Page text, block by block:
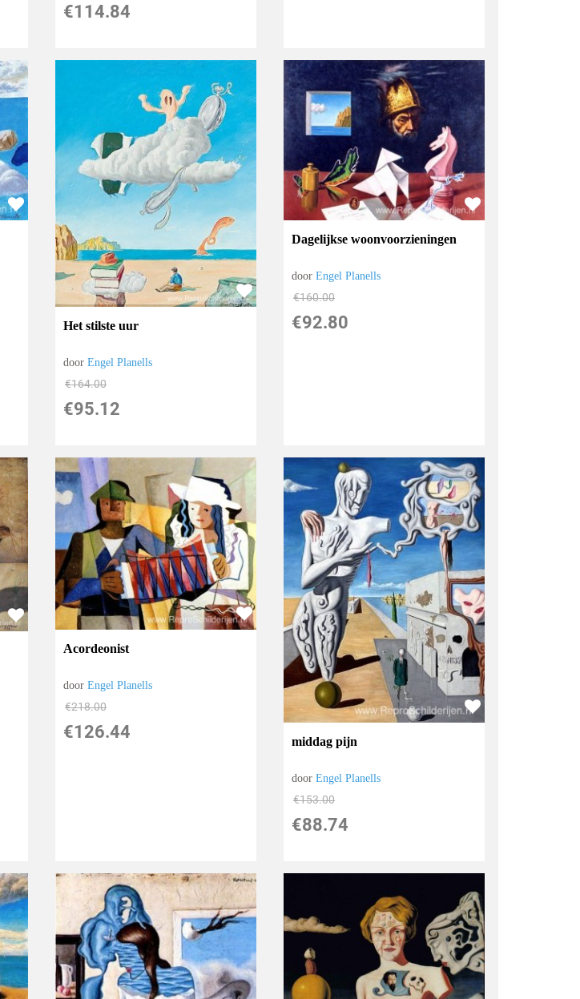
€114.84
Het stilste uur
doorEngel Planells
€164.00
€95.12
Dagelijkse woonvoorzieningen
doorEngel Planells
€160.00
€92.80
Acordeonist
doorEngel Planells
€218.00
€126.44 middag pijn
doorEngel Planells
€153.00
€88.74